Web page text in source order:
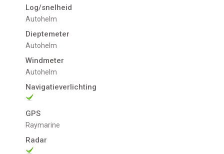
Log/snelheid
Autohelm
Dieptemeter
Autohelm
Windmeter
Autohelm
Navigatieverlichting
GPS
Raymarine
Radar